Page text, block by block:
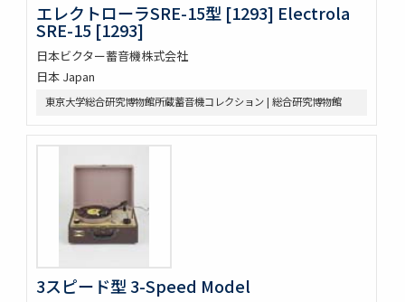
エレクトローラSRE-15型 [1293] Electrola
SRE-15 [1293]
日本ビクター蓄音機株式会社
日本 Japan
東京大学総合研究博物館所蔵蓄音機コレクション | 総合研究博物館
3スピード型 3-Speed Model